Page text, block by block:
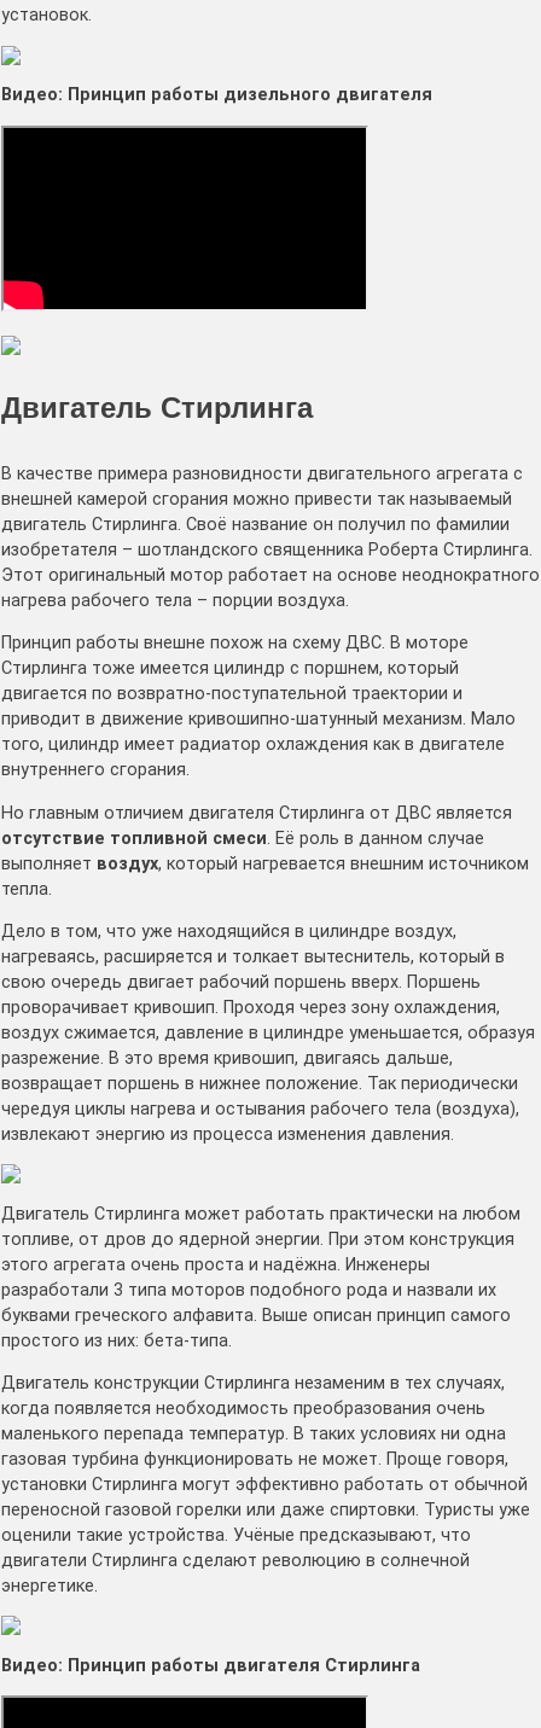
установок.
Видео: Принцип работы дизельного двигателя
Двигатель Стирлинга
В качестве примера разновидности двигательного агрегата с
внешней камерой сгорания можно привести так называемый
двигатель Стирлинга. Своё название он получил по фамилии
изобретателя – шотландского священника Роберта Стирлинга.
Этот оригинальный мотор работает на основе неоднократного
нагрева рабочего тела – порции воздуха.
Принцип работы внешне похож на схему ДВС. В моторе
Стирлинга тоже имеется цилиндр с поршнем, который
двигается по возвратно-поступательной траектории и
приводит в движение кривошипно-шатунный механизм. Мало
того, цилиндр имеет радиатор охлаждения как в двигателе
внутреннего сгорания.
Но главным отличием двигателя Стирлинга от ДВС является
отсутствие топливной смеси. Её роль в данном случае
выполняет воздух, который нагревается внешним источником
тепла.
Дело в том, что уже находящийся в цилиндре воздух,
нагреваясь, расширяется и толкает вытеснитель, который в
свою очередь двигает рабочий поршень вверх. Поршень
проворачивает кривошип. Проходя через зону охлаждения,
воздух сжимается, давление в цилиндре уменьшается, образуя
разрежение. В это время кривошип, двигаясь дальше,
возвращает поршень в нижнее положение. Так периодически
чередуя циклы нагрева и остывания рабочего тела (воздуха),
извлекают энергию из процесса изменения давления.
Двигатель Стирлинга может работать практически на любом
топливе, от дров до ядерной энергии. При этом конструкция
этого агрегата очень проста и надёжна. Инженеры
разработали 3 типа моторов подобного рода и назвали их
буквами греческого алфавита. Выше описан принцип самого
простого из них: бета-типа.
Двигатель конструкции Стирлинга незаменим в тех случаях,
когда появляется необходимость преобразования очень
маленького перепада температур. В таких условиях ни одна
газовая турбина функционировать не может. Проще говоря,
установки Стирлинга могут эффективно работать от обычной
переносной газовой горелки или даже спиртовки. Туристы уже
оценили такие устройства. Учёные предсказывают, что
двигатели Стирлинга сделают революцию в солнечной
энергетике.
Видео: Принцип работы двигателя Стирлинга